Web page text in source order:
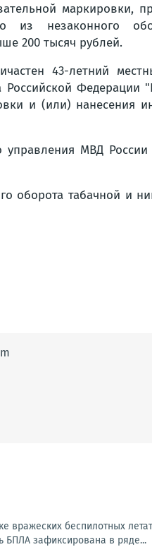
маркировки,
из незаконного
200 тысяч рублей.
43-летний
Российской Федерации
и (или) нанесения
управления МВД
оборота табачной и
вражеских беспилотных
БПЛА зафиксирована в ряде...